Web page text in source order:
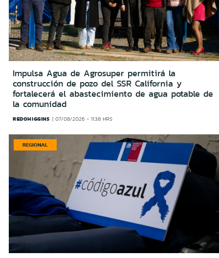
Impulsa Agua de Agrosuper permitirá la
construcción de pozo del SSR California y
fortalecerá el abastecimiento de agua potable de
la comunidad
REDOHIGGINS 07/08/2026 - 11:38 HRS
REGIONAL